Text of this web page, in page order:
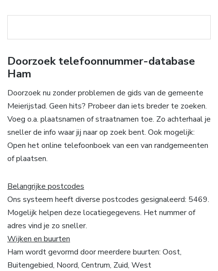
Doorzoek telefoonnummer-database
Ham
Doorzoek nu zonder problemen de gids van de gemeente
Meierijstad. Geen hits? Probeer dan iets breder te zoeken.
Voeg o.a. plaatsnamen of straatnamen toe. Zo achterhaal je
sneller de info waar jij naar op zoek bent. Ook mogelijk:
Open het online telefoonboek van een van randgemeenten
of plaatsen.
Belangrijke postcodes
Ons systeem heeft diverse postcodes gesignaleerd: 5469.
Mogelijk helpen deze locatiegegevens. Het nummer of
adres vind je zo sneller.
Wijken en buurten
Ham wordt gevormd door meerdere buurten: Oost,
Buitengebied, Noord, Centrum, Zuid, West